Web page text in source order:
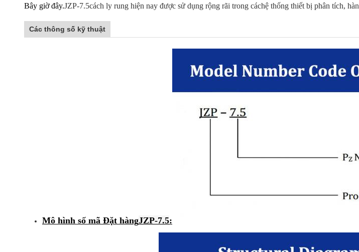
Bây giờ đây.JZP-7.5cách ly rung hiện nay được sử dụng rộng rãi trong cáchệ thống thiết bị phân tích,
Các thông số kỹ thuật
Mô hình số mã Đặt hàngJZP-7.5: